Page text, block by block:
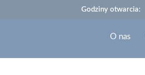
Godziny otwarcia:
O nas